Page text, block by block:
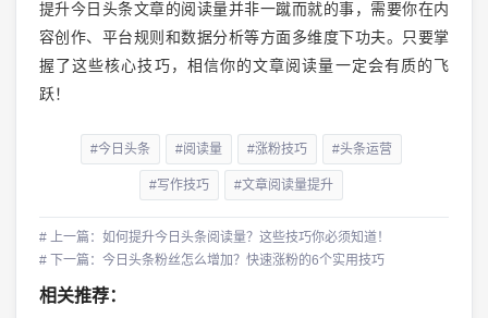
提升今日头条文章的阅读量并非一蹴而就的事，需要你在内
容创作、平台规则和数据分析等方面多维度下功夫。只要掌
握了这些核心技巧，相信你的文章阅读量一定会有质的飞
跃！
#今日头条 #阅读量 #涨粉技巧 #头条运营
#写作技巧 #文章阅读量提升
# 上一篇：如何提升今日头条阅读量？这些技巧你必须知道！
# 下一篇：今日头条粉丝怎么增加？快速涨粉的6个实用技巧
相关推荐：